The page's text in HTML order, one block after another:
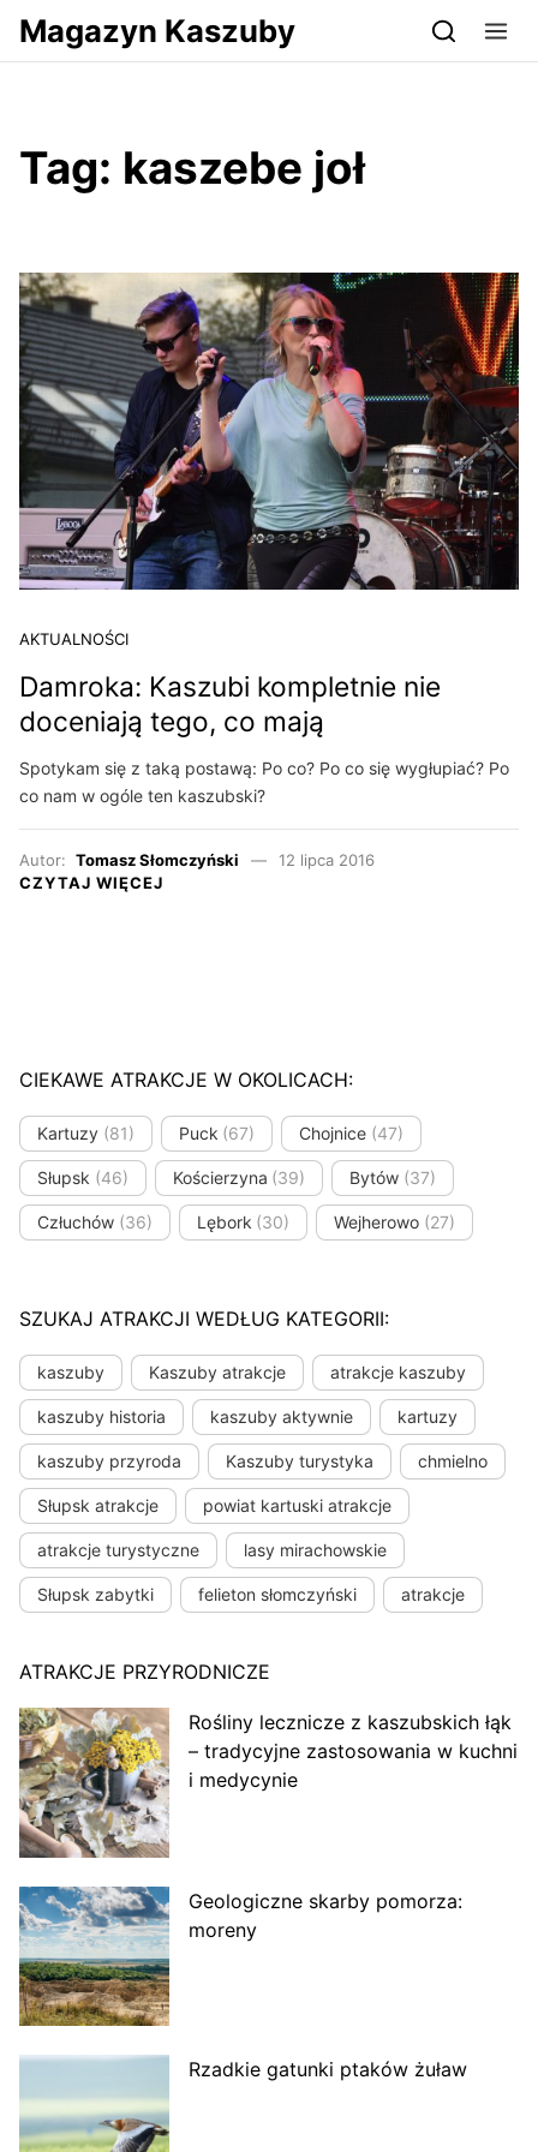
Przejdź do serwisu magazynkaszuby.pl
Magazyn Kaszuby
Tag: kaszebe joł
AKTUALNOŚCI
Damroka: Kaszubi kompletnie nie
doceniają tego, co mają
Spotykam się z taką postawą: Po co? Po co się wygłupiać? Po
co nam w ogóle ten kaszubski?
Autor: Tomasz Słomczyński
12 lipca 2016
CZYTAJ WIĘCEJ
CIEKAWE ATRAKCJE W OKOLICACH:
Kartuzy (81) Puck (67) Chojnice (47)
Słupsk (46) Kościerzyna (39) Bytów (37)
Człuchów (36) Lębork (30) Wejherowo (27)
SZUKAJ ATRAKCJI WEDŁUG KATEGORII:
kaszuby Kaszuby atrakcje atrakcje kaszuby
kaszuby historia kaszuby aktywnie kartuzy
kaszuby przyroda Kaszuby turystyka chmielno
Słupsk atrakcje powiat kartuski atrakcje
atrakcje turystyczne lasy mirachowskie
Słupsk zabytki felieton słomczyński atrakcje
ATRAKCJE PRZYRODNICZE
Rośliny lecznicze z kaszubskich łąk
– tradycyjne zastosowania w kuchni
i medycynie
Geologiczne skarby pomorza:
moreny
Rzadkie gatunki ptaków żuław